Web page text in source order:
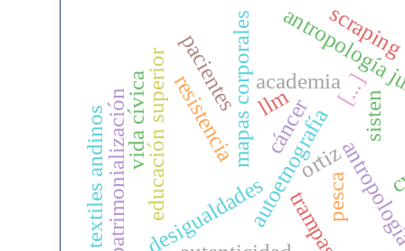
[...]
autoetnografía
academia
ortiz
mapas corporalescáncer
pacientes
resistencia sisten
desigualdades
educación superior
vida cívica llm
pesca
trampas
scraping
patrimonialización
textiles andinos